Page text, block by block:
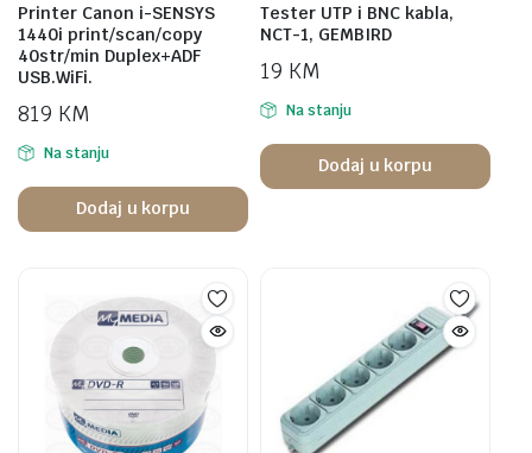
Printer Canon i-SENSYS
1440i print/scan/copy
40str/min Duplex+ADF
USB.WiFi.
819 KM
Na stanju
Dodaj u korpu
Tester UTP i BNC kabla,
NCT-1, GEMBIRD
19 KM
Na stanju
Dodaj u korpu